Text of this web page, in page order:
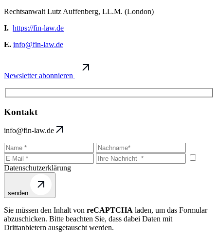
Rechtsanwalt Lutz Auffenberg, LL.M. (London)
I. https://fin-law.de
E. info@fin-law.de
Newsletter abonnieren
Kontakt
info@fin-law.de
Datenschutzerklärung
senden
Sie müssen den Inhalt von reCAPTCHA laden, um das Formular
abzuschicken. Bitte beachten Sie, dass dabei Daten mit
Drittanbietern ausgetauscht werden.